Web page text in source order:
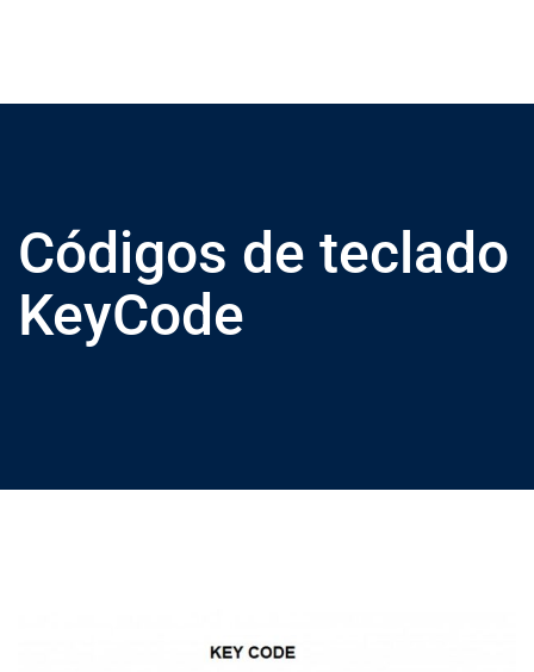
Códigos de teclado
KeyCode